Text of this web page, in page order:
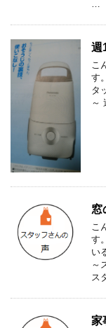
…
週
こ
す
タ
～
窓
こ
す
い
～
ス
家